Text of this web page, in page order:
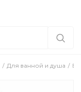
Для ванной и душа